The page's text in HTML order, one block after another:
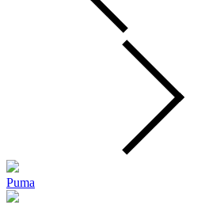
Puma